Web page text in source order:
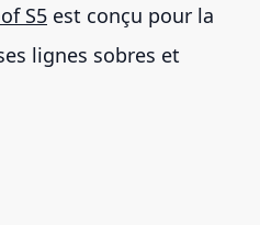
S5 est conçu pour la
lignes sobres et